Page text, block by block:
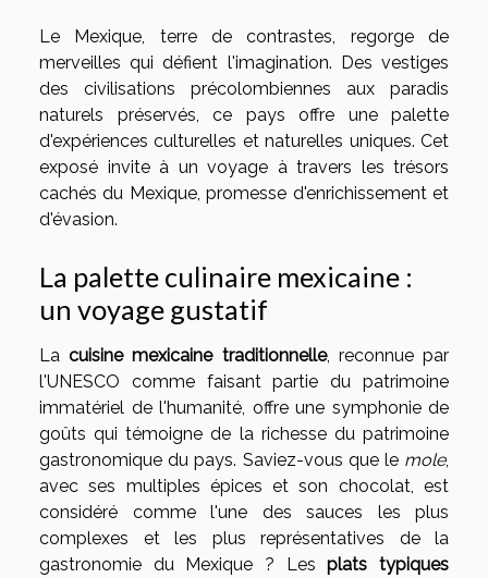
Le Mexique, terre de contrastes, regorge de
merveilles qui défient l'imagination. Des vestiges
des civilisations précolombiennes aux paradis
naturels préservés, ce pays offre une palette
d'expériences culturelles et naturelles uniques. Cet
exposé invite à un voyage à travers les trésors
cachés du Mexique, promesse d'enrichissement et
d'évasion.
La palette culinaire mexicaine :
un voyage gustatif
Lacuisine mexicaine traditionnelle, reconnue par
l'UNESCO comme faisant partie du patrimoine
immatériel de l'humanité, offre une symphonie de
goûts qui témoigne de la richesse du patrimoine
gastronomique du pays. Saviez-vous que le mole,
avec ses multiples épices et son chocolat, est
considéré comme l'une des sauces les plus
complexes et les plus représentatives de la
gastronomie du Mexique ? Lesplats typiques